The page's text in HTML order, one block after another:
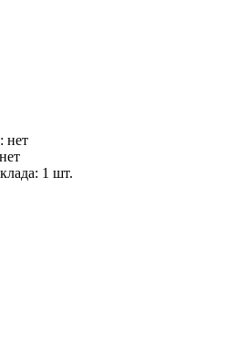
нет
нет
1 шт.